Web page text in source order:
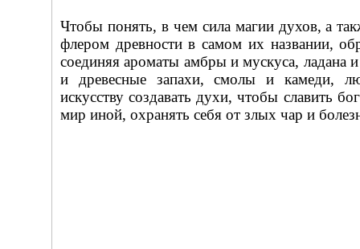
Чтобы понять, в чем сила магии духов, а
флером древности в самом их названии,
соединяя ароматы амбры и мускуса, ладана
и древесные запахи, смолы и камеди,
искусству создавать духи, чтобы славить
мир иной, охранять себя от злых чар и